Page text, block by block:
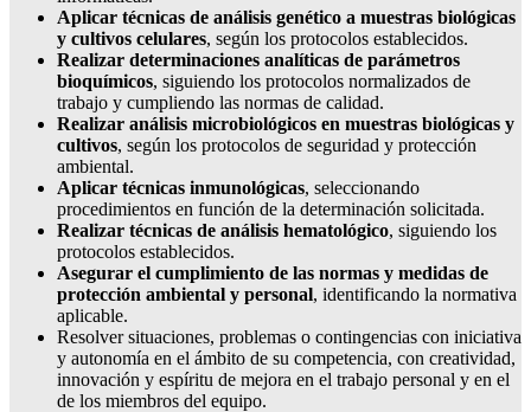
Aplicar técnicas de análisis genético a muestras biológicas
y cultivos celulares, según los protocolos establecidos.
Realizar determinaciones analíticas de parámetros
bioquímicos, siguiendo los protocolos normalizados de
trabajo y cumpliendo las normas de calidad.
Realizar análisis microbiológicos en muestras biológicas y
cultivos, según los protocolos de seguridad y protección
ambiental.
Aplicar técnicas inmunológicas, seleccionando
procedimientos en función de la determinación solicitada.
Realizar técnicas de análisis hematológico, siguiendo los
protocolos establecidos.
Asegurar el cumplimiento de las normas y medidas de
protección ambiental y personal, identificando la normativa
aplicable.
Resolver situaciones, problemas o contingencias con iniciativa
y autonomía en el ámbito de su competencia, con creatividad,
innovación y espíritu de mejora en el trabajo personal y en el
de los miembros del equipo.